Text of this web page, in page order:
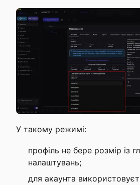
У такому режимі:
профіль не бере розмір із
налаштувань;
для акаунта